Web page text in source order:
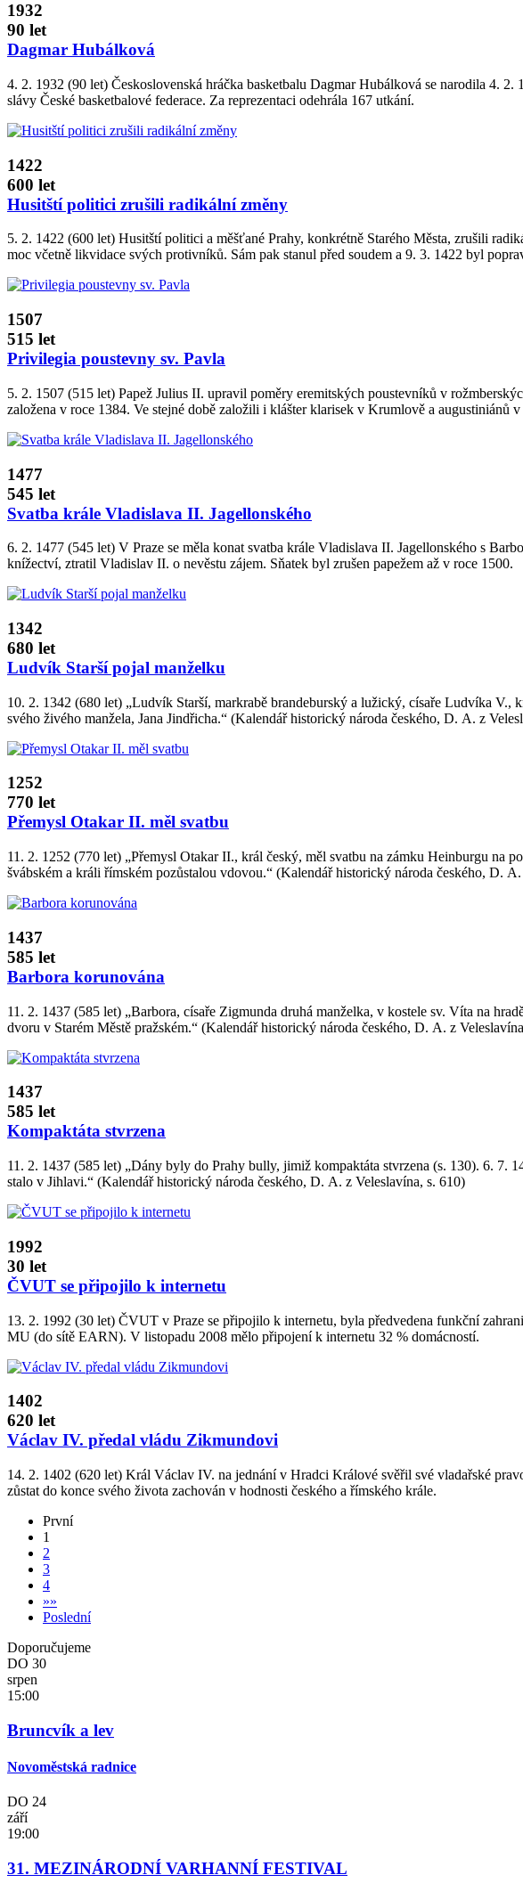
1932
90 let
Dagmar Hubálková
4. 2. 1932 (90 let) Československá hráčka basketbalu Dagmar Hubálková se narodila 4.
slávy České basketbalové federace. Za reprezentaci odehrála 167 utkání.
1422
600 let
Husitští politici zrušili radikální změny
5. 2. 1422 (600 let) Husitští politici a měšťané Prahy, konkrétně Starého Města, zrušili
moc včetně likvidace svých protivníků. Sám pak stanul před soudem a 9. 3. 1422 byl
1507
515 let
Privilegia poustevny sv. Pavla
5. 2. 1507 (515 let) Papež Julius II. upravil poměry eremitských poustevníků v
založena v roce 1384. Ve stejné době založili i klášter klarisek v Krumlově a augustiniánů
1477
545 let
Svatba krále Vladislava II. Jagellonského
6. 2. 1477 (545 let) V Praze se měla konat ­svatba krále Vladislava II. Jagellonského s
knížectví, ztratil Vladislav II. o nevěstu zájem. Sňatek byl zrušen papežem až v roce 1500.
1342
680 let
Ludvík Starší pojal manželku
10. 2. 1342 (680 let) „Ludvík Starší, markrabě brandeburský a lužický, císaře Ludvíka V.,
svého živého manžela, Jana Jindřicha.“ (Kalendář historický národa českého, D. A. z
1252
770 let
Přemysl Otakar II. měl svatbu
11. 2. 1252 (770 let) „Přemysl Otakar II., král český, měl svatbu na zámku Heinburgu na
švábském a králi římském pozůstalou vdovou.“ (Kalendář historický národa českého, D.
1437
585 let
Barbora korunována
11. 2. 1437 (585 let) „Barbora, císaře Zigmunda druhá manželka, v kostele sv. Víta na
dvoru v Starém Městě pražském.“ (Kalendář historický národa českého, D. A. z
1437
585 let
Kompaktáta stvrzena
11. 2. 1437 (585 let) „Dány byly do Prahy bully, jimiž kompaktáta stvrzena (s. 130). 6. 7.
stalo v Jihlavi.“ (Kalendář historický národa českého, D. A. z Veleslavína, s. 610)
1992
30 let
ČVUT se připojilo k internetu
13. 2. 1992 (30 let) ČVUT v Praze se připojilo k internetu, byla předvedena funkční
MU (do sítě EARN). V listopadu 2008 mělo připojení k internetu 32 % domácností.
1402
620 let
Václav IV. předal vládu Zikmundovi
14. 2. 1402 (620 let) Král Václav IV. na jednání v Hradci Králové svěřil své vladařské
zůstat do konce svého života zachován v hodnosti českého a římského krále.
První
1
2
3
4
»»
Poslední
Doporučujeme
DO 30
srpen
15:00
Bruncvík a lev
Novoměstská radnice
DO 24
září
19:00
31. MEZINÁRODNÍ VARHANNÍ FESTIVAL